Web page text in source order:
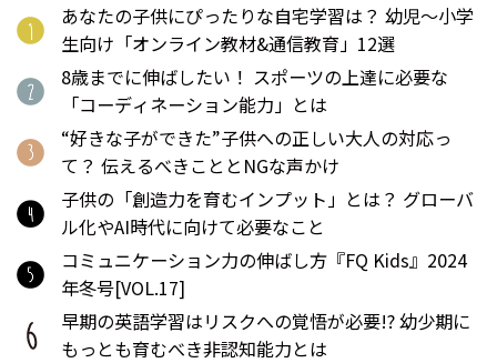
あなたの子供にぴったりな自宅学習は？ 幼児〜小学
生向け「オンライン教材&通信教育」12選
8歳までに伸ばしたい！ スポーツの上達に必要な
「コーディネーション能力」とは
“好きな子ができた”子供への正しい大人の対応っ
て？ 伝えるべきこととNGな声かけ
子供の「創造力を育むインプット」とは？ グローバ
ル化やAI時代に向けて必要なこと
コミュニケーション力の伸ばし方『FQ Kids』2024
年冬号[VOL.17]
早期の英語学習はリスクへの覚悟が必要!? 幼少期に
もっとも育むべき非認知能力とは